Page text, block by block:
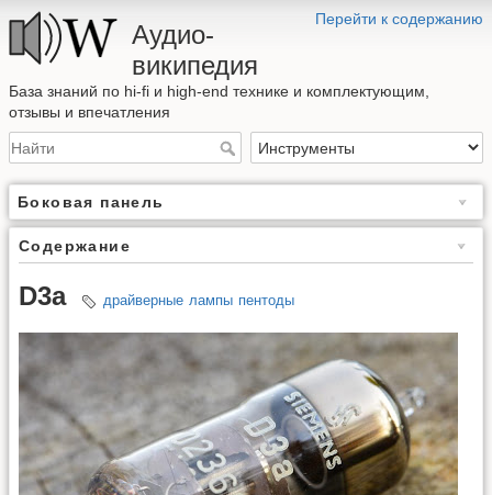
Перейти к содержанию
Аудио-
википедия
База знаний по hi-fi и high-end технике и комплектующим,
отзывы и впечатления
Боковая панель
Содержание
D3a драйверные лампы пентоды